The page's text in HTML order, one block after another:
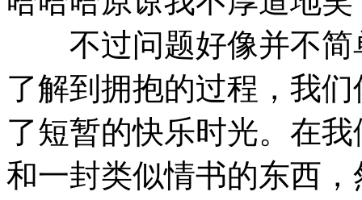
不过问题好像并不简
了解到拥抱的过程，我
了短暂的快乐时光。在
和一封类似情书的东西